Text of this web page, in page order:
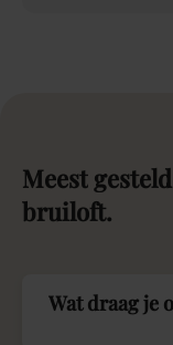
Meest
bruiloft.
Wat draag je